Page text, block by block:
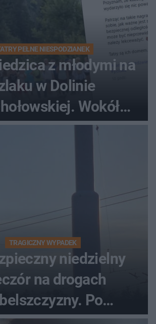
PEŁNE NIESPODZIANEK
z młodymi na
w Dolinie
Wokół
TRAGICZNY WYPADEK
niedzielny
na drogach
Po